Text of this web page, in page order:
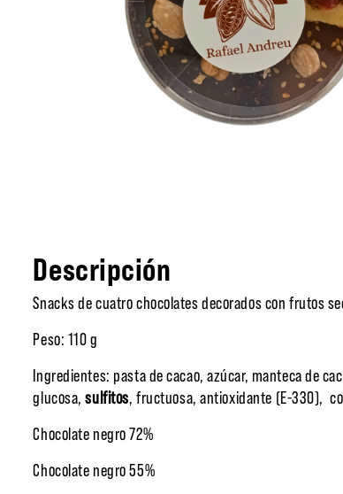
Descripción
Snacks de cuatro chocolates decorados con frutos
Peso: 110 g
Ingredientes: pasta de cacao, azúcar, manteca de
glucosa,sulfitos, fructuosa, antioxidante (E-330),
Chocolate negro 72%
Chocolate negro 55%